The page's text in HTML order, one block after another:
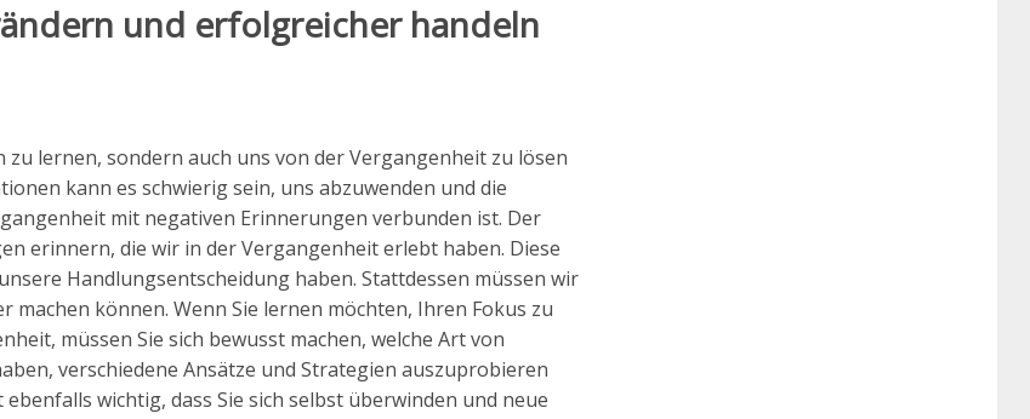
und erfolgreicher handeln
lernen, sondern auch uns von der Vergangenheit zu lösen
kann es schwierig sein, uns abzuwenden und die
mit negativen Erinnerungen verbunden ist. Der
erinnern, die wir in der Vergangenheit erlebt haben. Diese
Handlungsentscheidung haben. Stattdessen müssen wir
können. Wenn Sie lernen möchten, Ihren Fokus zu
müssen Sie sich bewusst machen, welche Art von
verschiedene Ansätze und Strategien auszuprobieren
wichtig, dass Sie sich selbst überwinden und neue